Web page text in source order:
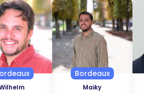
Bordeaux
Maiky